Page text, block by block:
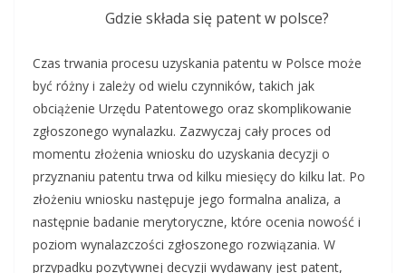
Gdzie składa się patent w polsce?
Czas trwania procesu uzyskania patentu w Polsce może
być różny i zależy od wielu czynników, takich jak
obciążenie Urzędu Patentowego oraz skomplikowanie
zgłoszonego wynalazku. Zazwyczaj cały proces od
momentu złożenia wniosku do uzyskania decyzji o
przyznaniu patentu trwa od kilku miesięcy do kilku lat. Po
złożeniu wniosku następuje jego formalna analiza, a
następnie badanie merytoryczne, które ocenia nowość i
poziom wynalazczości zgłoszonego rozwiązania. W
przypadku pozytywnej decyzji wydawany jest patent,